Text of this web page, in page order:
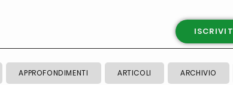
APPROFONDIMENTI ARTICOLI ARCHIVIO